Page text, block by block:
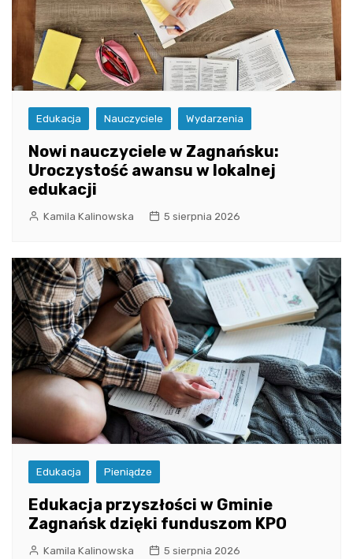
Edukacja Nauczyciele Wydarzenia
Nowi nauczyciele w Zagnańsku:
Uroczystość awansu w lokalnej
edukacji
Kamila Kalinowska 5 sierpnia 2026
Edukacja Pieniądze
Edukacja przyszłości w Gminie
Zagnańsk dzięki funduszom KPO
Kamila Kalinowska 5 sierpnia 2026